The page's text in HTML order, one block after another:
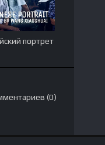
портрет
(0)